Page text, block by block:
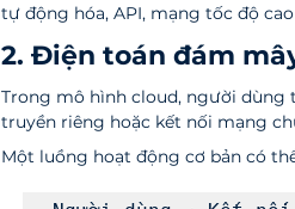
tự động hóa, API, mạng tốc độ
2. Điện toán đám
Trong mô hình cloud, người dùng
truyền riêng hoặc kết nối mạng
Một luồng hoạt động cơ bản có